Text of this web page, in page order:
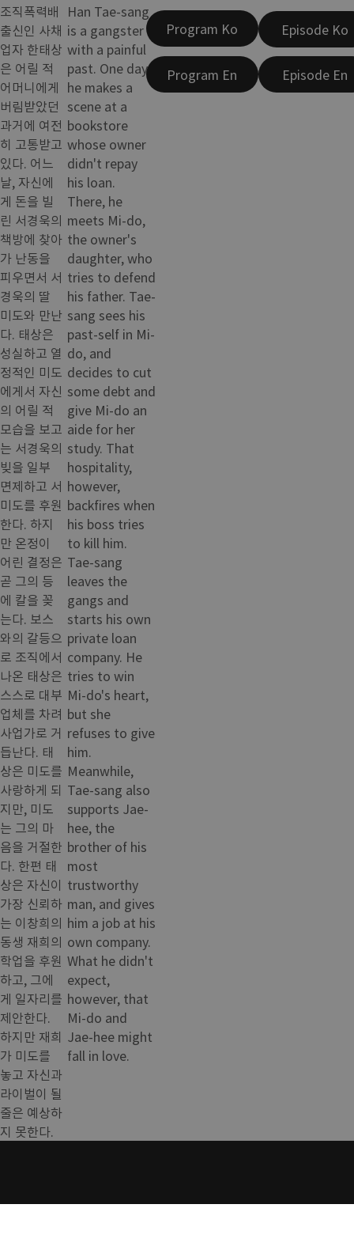
조직폭력배
출신인 사채
업자 한태상
은 어릴 적
어머니에게
버림받았던
과거에 여전
히 고통받고
있다. 어느
날, 자신에
게 돈을 빌
린 서경욱의
책방에 찾아
가 난동을
피우면서 서
경욱의 딸
미도와 만난
다. 태상은
성실하고 열
정적인 미도
에게서 자신
의 어릴 적
모습을 보고
는 서경욱의
빚을 일부
면제하고 서
미도를 후원
한다. 하지
만 온정이
어린 결정은
곧 그의 등
에 칼을 꽂
는다. 보스
와의 갈등으
로 조직에서
나온 태상은
스스로 대부
업체를 차려
사업가로 거
듭난다. 태
상은 미도를
사랑하게 되
지만, 미도
는 그의 마
음을 거절한
다. 한편 태
상은 자신이
가장 신뢰하
는 이창희의
동생 재희의
학업을 후원
하고, 그에
게 일자리를
제안한다.
하지만 재희
가 미도를
놓고 자신과
라이벌이 될
줄은 예상하
지 못한다.
Han Tae-sang
is a gangster
with a painful
past. One day,
he makes a
scene at a
bookstore
whose owner
didn't repay
his loan.
There, he
meets Mi-do,
the owner's
daughter, who
tries to defend
his father. Tae-
sang sees his
past-self in Mi-
do, and
decides to cut
some debt and
give Mi-do an
aide for her
study. That
hospitality,
however,
backfires when
his boss tries
to kill him.
Tae-sang
leaves the
gangs and
starts his own
private loan
company. He
tries to win
Mi-do's heart,
but she
refuses to give
him.
Meanwhile,
Tae-sang also
supports Jae-
hee, the
brother of his
most
trustworthy
man, and gives
him a job at his
own company.
What he didn't
expect,
however, that
Mi-do and
Jae-hee might
fall in love.
Program Ko
Program En
Episode Ko
Episode En